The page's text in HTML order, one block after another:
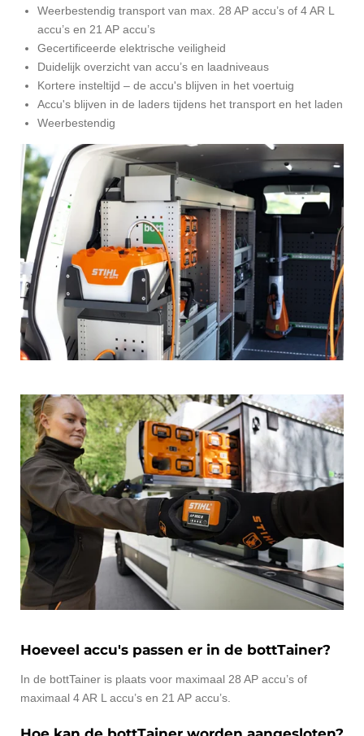
Weerbestendig transport van max. 28 AP accu’s of 4 AR L
accu’s en 21 AP accu’s
Gecertificeerde elektrische veiligheid
Duidelijk overzicht van accu’s en laadniveaus
Kortere insteltijd – de accu's blijven in het voertuig
Accu's blijven in de laders tijdens het transport en het laden
Weerbestendig
Hoeveel accu's passen er in de bottTainer?
In de bottTainer is plaats voor maximaal 28 AP accu’s of
maximaal 4 AR L accu’s en 21 AP accu’s.